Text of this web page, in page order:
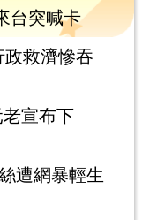
台突喊卡
救濟慘吞
宣布下
遭網暴輕生